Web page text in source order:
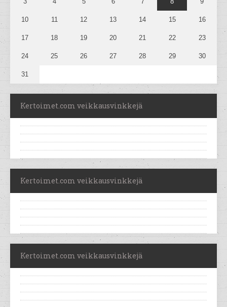
10 11 12 13 14 15 16
17 18 19 20 21 22 23
24 25 26 27 28 29 30
31
Kertoimet.com veikkausvinkkejä
Kertoimet.com veikkausvinkkejä
Kertoimet.com veikkausvinkkejä